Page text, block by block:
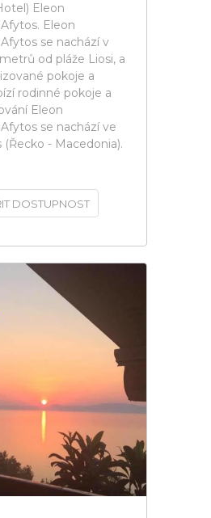
Eleon
Eleon
se nachází v
od pláže Liosi, a
pokoje a
rodinné pokoje a
Eleon
se nachází ve
- Macedonia).
DOSTUPNOST